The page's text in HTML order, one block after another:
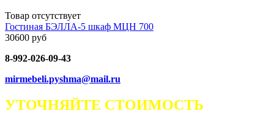
Товар отсутствует
Гостиная БЭЛЛА-5 шкаф МЦН 700
30600 руб
8-992-026-09-43
mirmebeli.pyshma@mail.ru
УТОЧНЯЙТЕ СТОИМОСТЬ